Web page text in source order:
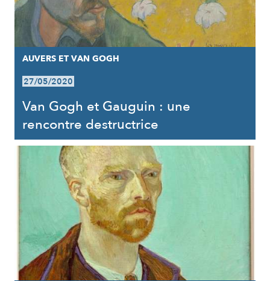
AUVERS ET VAN GOGH
27/05/2020
Van Gogh et Gauguin : une
rencontre destructrice